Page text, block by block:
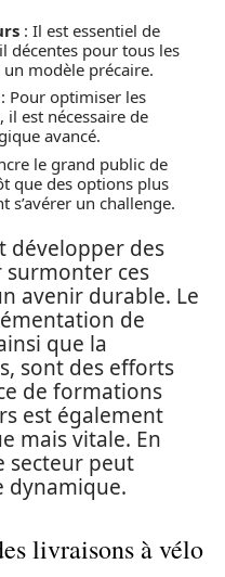
: Il est essentiel de
décentes pour tous les
un modèle précaire.
: Pour optimiser les
est nécessaire de
avancé.
le grand public de
que des options plus
s’avérer un challenge.
développer des
surmonter ces
avenir durable. Le
de
que la
sont des efforts
de formations
est également
mais vitale. En
secteur peut
dynamique.
livraisons à vélo